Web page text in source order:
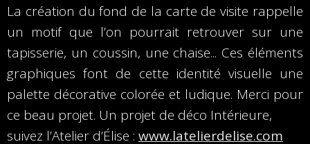
La création du fond de la carte de visite rappelle
un motif que l’on pourrait retrouver sur une
tapisserie, un coussin, une chaise... Ces éléments
graphiques font de cette identité visuelle une
palette décorative colorée et ludique. Merci pour
ce beau projet. Un projet de déco Intérieure,
suivez l’Atelier d’Élise : www.latelierdelise.com